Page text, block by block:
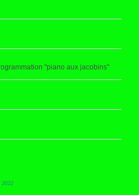
"piano aux jacobins"
2022